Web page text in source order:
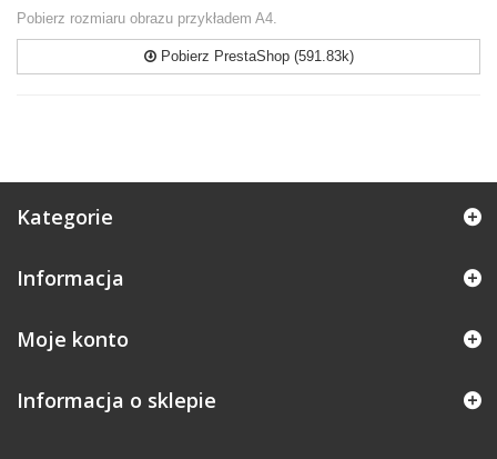
Pobierz rozmiaru obrazu przykładem A4.
Pobierz PrestaShop (591.83k)
Kategorie
Informacja
Moje konto
Informacja o sklepie